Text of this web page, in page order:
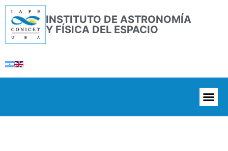
INSTITUTO DE ASTRONOMÍA
Y FÍSICA DEL ESPACIO